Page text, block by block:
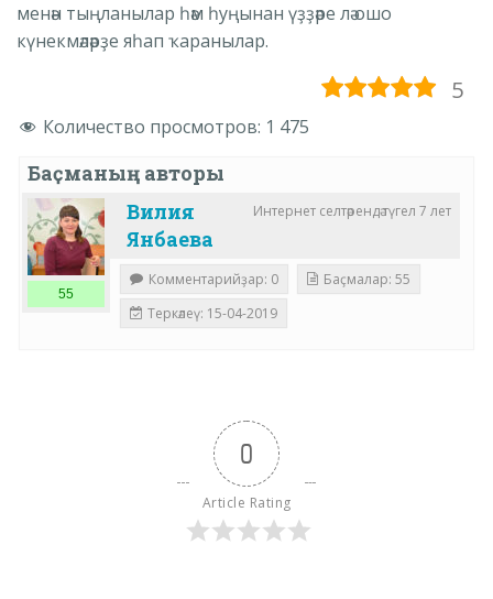
менән тыңланылар һәм һуңынан үҙҙәре лә ошо
күнекмәләрҙе яһап ҡаранылар.
5
Количество просмотров: 1 475
Баҫманың авторы
Интернет селтәрендә түгел 7 лет
Вилия
Янбаева
55
Комментарийҙар: 0
Баҫмалар: 55
Теркәлеү: 15-04-2019
0
Article Rating